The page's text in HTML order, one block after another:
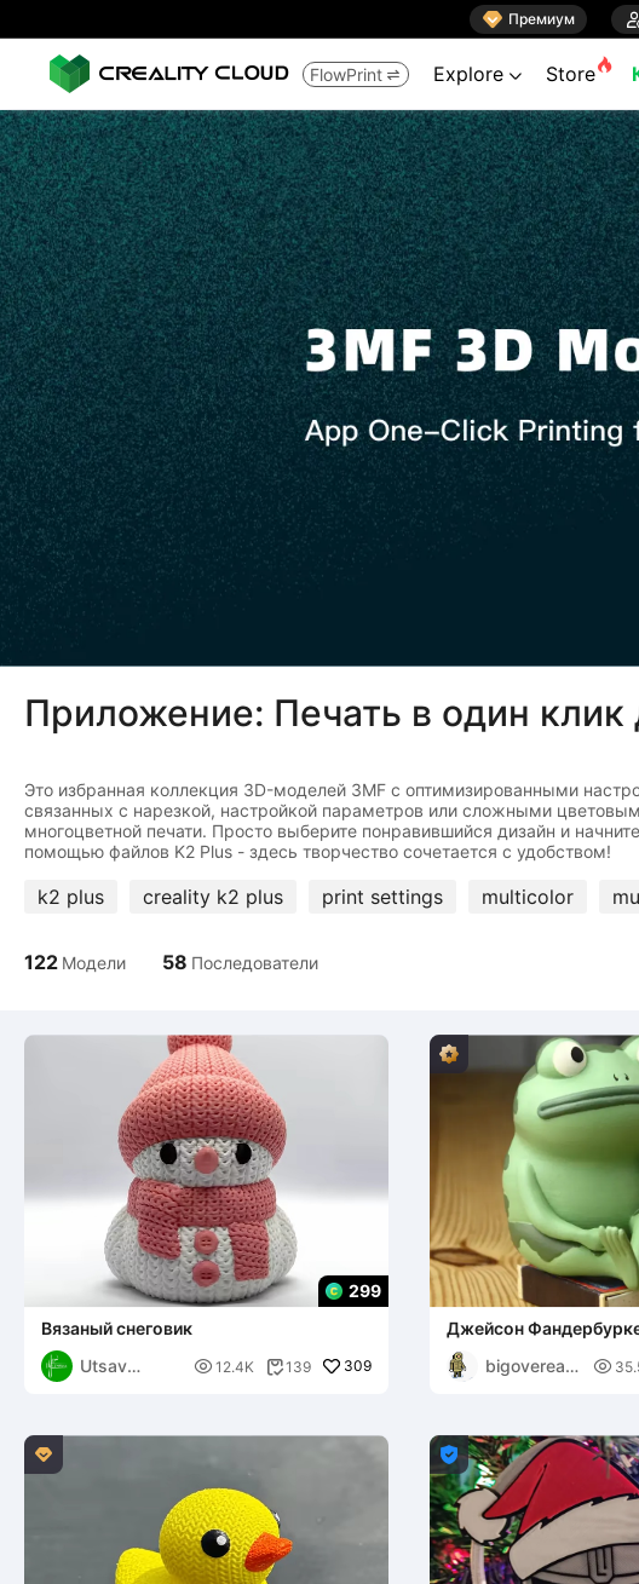
 Премиум
FlowPrint  Explore  Store
Приложение: Печать в один клик
Это избранная коллекция 3D-моделей 3MF с оптимизированными
связанных с нарезкой, настройкой параметров или сложными
многоцветной печати. Просто выберите понравившийся дизайн и
k2 plus creality k2 plus print settings multicolor
122 Модели 58 Последователи
299
Вязаный снеговик
Utsav
 12.4K 139 309
Джейсон
bigovereas

 